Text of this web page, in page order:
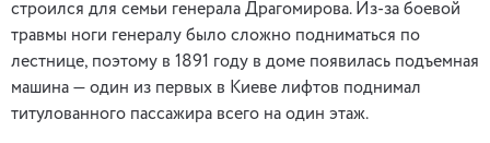
строился для семьи генерала Драгомирова. Из-за боевой
травмы ноги генералу было сложно подниматься по
лестнице, поэтому в 1891 году в доме появилась подъемная
машина — один из первых в Киеве лифтов поднимал
титулованного пассажира всего на один этаж.